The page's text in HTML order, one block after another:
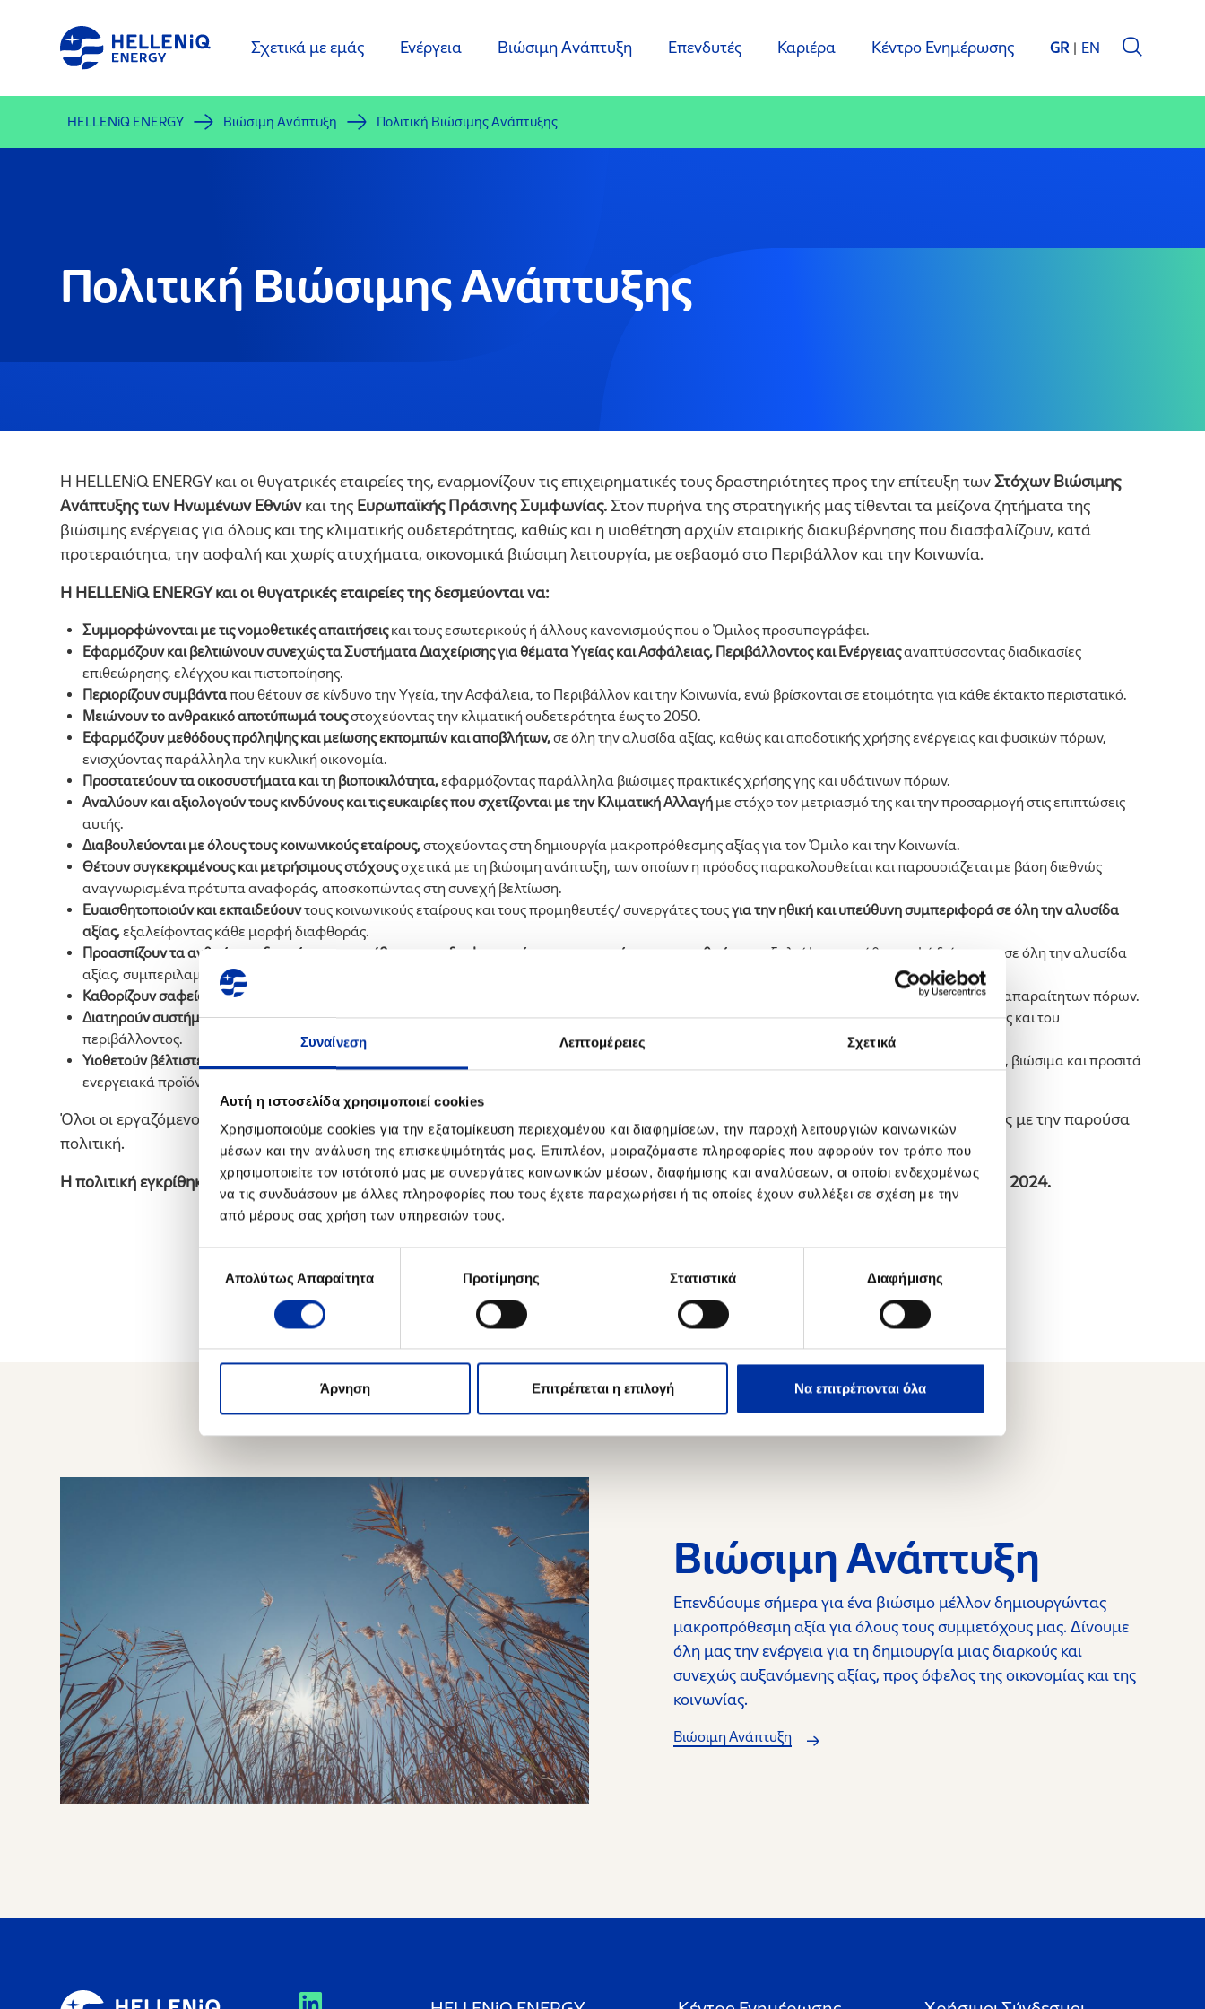
Συναίνεση Λεπτομέρειες Σχετικά
Αυτή η ιστοσελίδα χρησιμοποιεί cookies
Χρησιμοποιούμε cookies για την εξατομίκευση περιεχομένου και διαφημίσεων, την παροχή λειτουργιών κοινωνικών
μέσων και την ανάλυση της επισκεψιμότητάς μας. Επιπλέον, μοιραζόμαστε πληροφορίες που αφορούν τον τρόπο που
χρησιμοποιείτε τον ιστότοπό μας με συνεργάτες κοινωνικών μέσων, διαφήμισης και αναλύσεων, οι οποίοι ενδεχομένως
να τις συνδυάσουν με άλλες πληροφορίες που τους έχετε παραχωρήσει ή τις οποίες έχουν συλλέξει σε σχέση με την
από μέρους σας χρήση των υπηρεσιών τους.
συγκατάθεσης
Απολύτως Απαραίτητα Προτίμησης Στατιστικά Διαφήμισης
Άρνηση Επιτρέπεται η επιλογή Να επιτρέπονται όλα
περιεχόμενο
Σχετικά με εμάς Ενέργεια Βιώσιμη Ανάπτυξη Επενδυτές Καριέρα Κέντρο Ενημέρωσης GR EN
HELLENiQ ENERGY Βιώσιμη Ανάπτυξη Πολιτική Βιώσιμης Ανάπτυξης
Πολιτική Βιώσιμης Ανάπτυξης
Η HELLENiQ ENERGY και οι θυγατρικές εταιρείες της, εναρμονίζουν τις επιχειρηματικές τους δραστηριότητες προς την επίτευξη τωνΣτόχων Βιώσιμης
Ανάπτυξης των Ηνωμένων Εθνώνκαι της Ευρωπαϊκής Πράσινης Συμφωνίας.Στον πυρήνα της στρατηγικής μας τίθενται τα μείζονα ζητήματα της
βιώσιμης ενέργειας για όλους και της κλιματικής ουδετερότητας, καθώς και η υιοθέτηση αρχών εταιρικής διακυβέρνησης που διασφαλίζουν, κατά
προτεραιότητα, την ασφαλή και χωρίς ατυχήματα, οικονομικά βιώσιμη λειτουργία, με σεβασμό στο Περιβάλλον και την Κοινωνία.
Η HELLENiQ ENERGY και οι θυγατρικές εταιρείες της δεσμεύονται να:
Συμμορφώνονται με τις νομοθετικές απαιτήσειςκαι τους εσωτερικούς ή άλλους κανονισμούς που ο Όμιλος προσυπογράφει.
Εφαρμόζουν και βελτιώνουνσυνεχώς τα Συστήματα Διαχείρισης για θέματα Υγείας και Ασφάλειας, Περιβάλλοντος και Ενέργειαςαναπτύσσοντας διαδικασίες
επιθεώρησης, ελέγχου και πιστοποίησης.
Περιορίζουνσυμβάνταπου θέτουν σε κίνδυνο την Υγεία, την Ασφάλεια, το Περιβάλλον και την Κοινωνία, ενώ βρίσκονται σε ετοιμότητα για κάθε έκτακτο περιστατικό.
Μειώνουν το ανθρακικό αποτύπωμά τουςστοχεύοντας την κλιματική ουδετερότητα έως το 2050.
Εφαρμόζουν μεθόδους πρόληψης και μείωσης εκπομπών και αποβλήτων,σε όλη την αλυσίδα αξίας, καθώς και αποδοτικής χρήσης ενέργειας και φυσικών πόρων,
ενισχύοντας παράλληλα την κυκλική οικονομία.
Προστατεύουν τα οικοσυστήματα και τη βιοποικιλότητα,εφαρμόζοντας παράλληλα βιώσιμες πρακτικές χρήσης γης και υδάτινων πόρων.
Αναλύουν και αξιολογούντους κινδύνους και τις ευκαιρίες που σχετίζονται με την Κλιματική Αλλαγή με στόχο τον μετριασμό της και την προσαρμογή στις επιπτώσεις
αυτής.
Διαβουλεύονται με όλους τους κοινωνικούς εταίρους,στοχεύοντας στη δημιουργία μακροπρόθεσμης αξίας για τον Όμιλο και την Κοινωνία.
Θέτουν συγκεκριμένους και μετρήσιμους στόχουςσχετικά με τη βιώσιμη ανάπτυξη, των οποίων η πρόοδος παρακολουθείται και παρουσιάζεται με βάση διεθνώς
αναγνωρισμένα πρότυπα αναφοράς, αποσκοπώντας στη συνεχή βελτίωση.
Ευαισθητοποιούν και εκπαιδεύουντους κοινωνικούς εταίρους και τους προμηθευτές/ συνεργάτες τουςγια την ηθική και υπεύθυνη συμπεριφορά σε όλη την αλυσίδα
αξίας,εξαλείφοντας κάθε μορφή διαφθοράς.
Προασπίζουντα ανθρώπινα δικαιώματα και σέβονται την διαφορετικότητα και την ισότητα των ανθρώπων,
εξαλείφοντας κάθε μορφή διάκρισης, σε όλη την αλυσίδα
αξίας, συμπεριλαμβανομένων των τοπικών κοινωνιών, των καταναλωτών και των συνεργατών.
Καθορίζουνσαφείς ρόλους και αρμοδιότητες
για την εφαρμογή των δεσμεύσεων της παρούσας πολιτικής, εξασφαλίζοντας τη διαθεσιμότητα των απαραίτητων πόρων.
Διατηρούν συστήματα ελέγχου και διαχείρισης χρηματοοικονομικών, και μη, κινδύνων,εξασφαλίζοντας τη βιωσιμότητα του Ομίλου, της κοινωνίας και του
περιβάλλοντος.
Υιοθετούν βέλτιστες
βιώσιμης ανάπτυξης στις διαδικασίες προμηθειών και εμπορίας και σε όλη την αλυσίδα αξίας, παρέχοντας ασφαλή, βιώσιμα και προσιτά
ενεργειακά προϊόντα.
Όλοι οι εργαζόμενοι και οι συνεργάτες της HELLENiQ ENERGY και των θυγατρικών εταιρειών της, έχουν την ευθύνη της συμμόρφωσης με την παρούσα
πολιτική.
Η πολιτική εγκρίθηκε από τον Διευθύνοντα Σύμβουλο και την Επιτροπή Βιώσιμης Ανάπτυξης της HELLENiQ ENERGY στις 29 Μαρτίου 2024.
Κατεβάστε το αρχείο
Βιώσιμη Ανάπτυξη
Επενδύουμε σήμερα για ένα βιώσιμο μέλλον δημιουργώντας
μακροπρόθεσμη αξία για όλους τους συμμετόχους μας. Δίνουμε
όλη μας την ενέργεια για τη δημιουργία μιας διαρκούς και
συνεχώς αυξανόμενης αξίας, προς όφελος της οικονομίας και της
κοινωνίας.
Βιώσιμη Ανάπτυξη